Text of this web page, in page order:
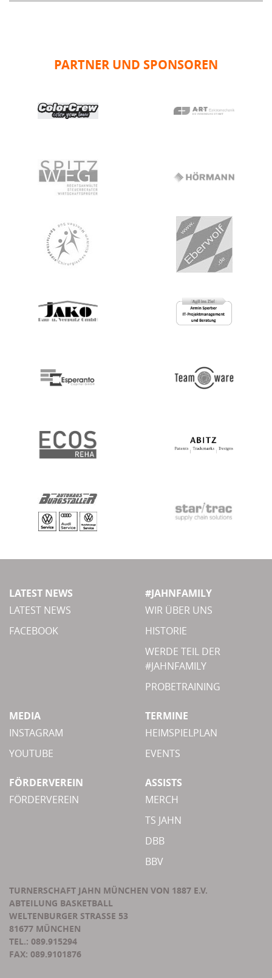
PARTNER UND SPONSOREN
LATEST NEWS
LATEST NEWS
FACEBOOK
#JAHNFAMILY
WIR ÜBER UNS
HISTORIE
WERDE TEIL DER
#JAHNFAMILY
PROBETRAINING
MEDIA
INSTAGRAM
YOUTUBE
TERMINE
HEIMSPIELPLAN
EVENTS
FÖRDERVEREIN
FÖRDERVEREIN
ASSISTS
MERCH
TS JAHN
DBB
BBV
TURNERSCHAFT JAHN MÜNCHEN VON 1887 E.V.
ABTEILUNG BASKETBALL
WELTENBURGER STRASSE 53
81677 MÜNCHEN
TEL.: 089.915294
FAX: 089.9101876